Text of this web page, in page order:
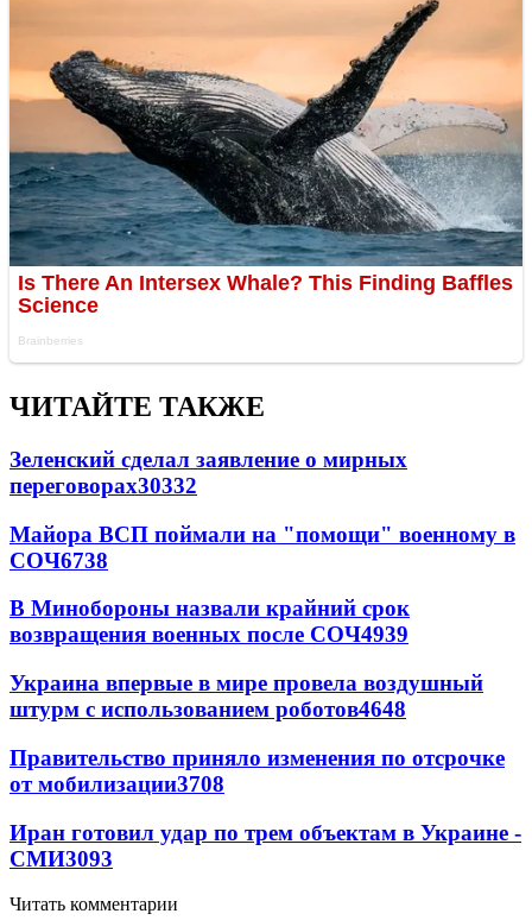
ЧИТАЙТЕ ТАКЖЕ
Зеленский сделал заявление о мирных
переговорах30332
Майора ВСП поймали на "помощи" военному в
СОЧ6738
В Минобороны назвали крайний срок
возвращения военных после СОЧ4939
Украина впервые в мире провела воздушный
штурм с использованием роботов4648
Правительство приняло изменения по отсрочке
от мобилизации3708
Иран готовил удар по трем объектам в Украине -
СМИ3093
Читать комментарии